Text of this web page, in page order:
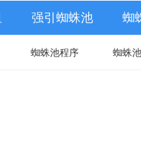
强引蜘蛛池 蜘
蜘蛛池程序 蜘蛛